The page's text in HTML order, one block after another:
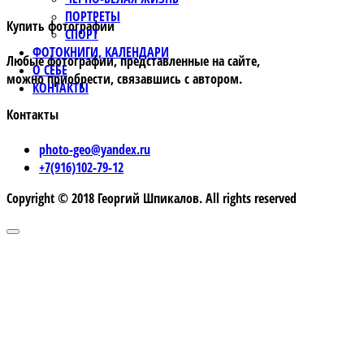
ПОРТРЕТЫ
СПОРТ
ФОТОКНИГИ, КАЛЕНДАРИ
О СЕБЕ
КОНТАКТЫ
Купить фотографии
Любые фотографии, представленные на сайте,
можно приобрести, связавшись с автором.
Контакты
photo-geo@yandex.ru
+7(916)102-79-12
Copyright © 2018 Георгий Шпикалов. All rights reserved